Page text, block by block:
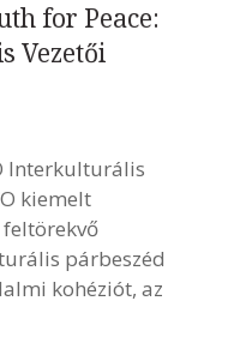
for Peace:
Vezetői
Interkulturális
kiemelt
feltörekvő
párbeszéd
kohéziót, az